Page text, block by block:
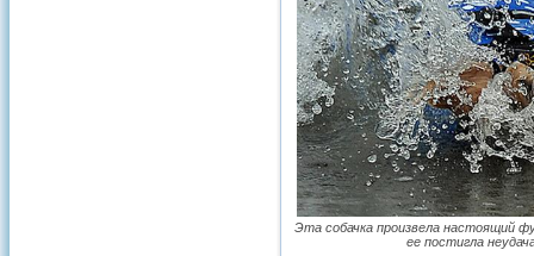
Эта собачка произвела настоящий
ее постигла